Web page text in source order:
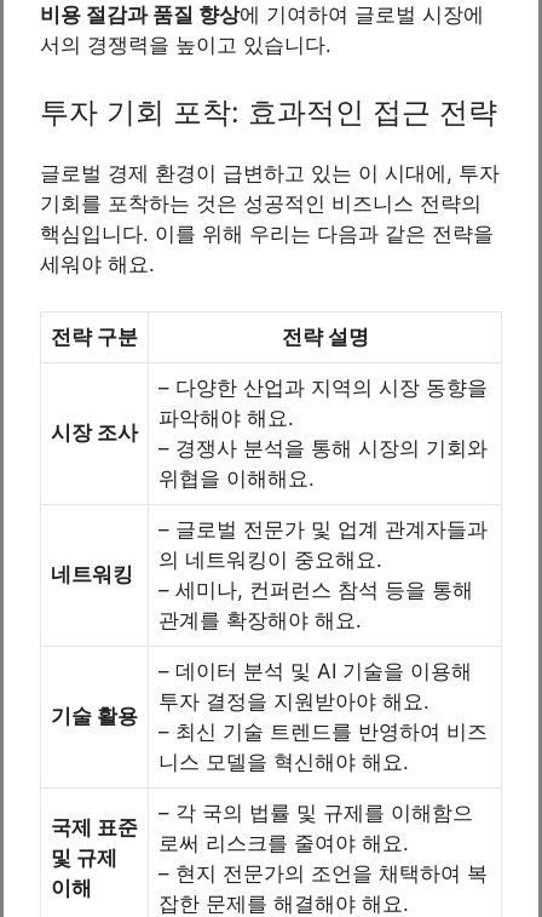
비용 절감과 품질 향상에 기여하여 글로벌 시장에
서의 경쟁력을 높이고 있습니다.
투자 기회 포착: 효과적인 접근 전략
글로벌 경제 환경이 급변하고 있는 이 시대에, 투자
기회를 포착하는 것은 성공적인 비즈니스 전략의
핵심입니다. 이를 위해 우리는 다음과 같은 전략을
세워야 해요.
전략 구분 전략 설명
시장 조사
– 다양한 산업과 지역의 시장 동향을
파악해야 해요.
– 경쟁사 분석을 통해 시장의 기회와
위협을 이해해요.
네트워킹
– 글로벌 전문가 및 업계 관계자들과
의 네트워킹이 중요해요.
– 세미나, 컨퍼런스 참석 등을 통해
관계를 확장해야 해요.
기술 활용
– 데이터 분석 및 AI 기술을 이용해
투자 결정을 지원받아야 해요.
– 최신 기술 트렌드를 반영하여 비즈
니스 모델을 혁신해야 해요.
국제 표준
및 규제
이해
– 각 국의 법률 및 규제를 이해함으
로써 리스크를 줄여야 해요.
– 현지 전문가의 조언을 채택하여 복
잡한 문제를 해결해야 해요.